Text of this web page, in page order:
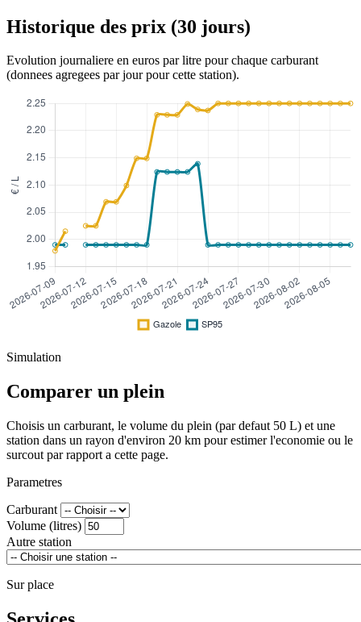
Historique des prix (30 jours)
Evolution journaliere en euros par litre pour chaque carburant
(donnees agregees par jour pour cette station).
Simulation
Comparer un plein
Choisis un carburant, le volume du plein (par defaut 50 L) et une
station dans un rayon d'environ 20 km pour estimer l'economie ou le
surcout par rapport a cette page.
Parametres
Carburant
Volume (litres)
Autre station
Sur place